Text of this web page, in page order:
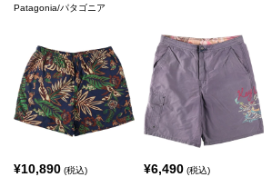
Patagonia/パタゴニア
¥10,890 (税込) ¥6,490(税込)